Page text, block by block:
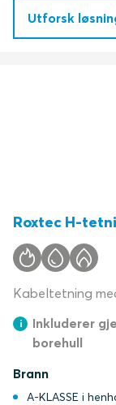
Utforsk
Roxtec H-
Kabeltetning
Inkluderer
borehull
Brann
A-KLASSE i